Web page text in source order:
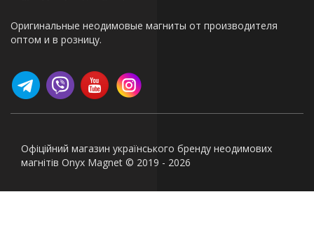
Оригинальные неодимовые магниты от производителя
оптом и в розницу.
Офіційний магазин українського бренду неодимових
магнітів Onyx Magnet © 2019 - 2026